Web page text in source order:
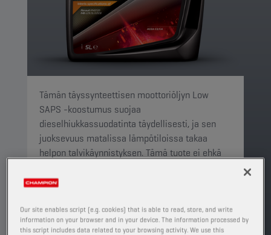
Tämän täyssynteettisen moottoriöljyn Low
SAPS -koostumus suojaa
dieselhiukkassuodatinta täydellisesti, ja sen
juoksevuus matalissa lämpötiloissa takaa
helpon talvikäynnistyksen. Tämä tuote ei ehkä
paikalliselta myyntiedustajaltasi.
Katso saatavilla olevat koot ja pakkaukset
Our site enables script (e.g. cookies) that is able to read, store, and write
information on your browser and in your device. The information processed by
this script includes data related to your browsing activity. We use this